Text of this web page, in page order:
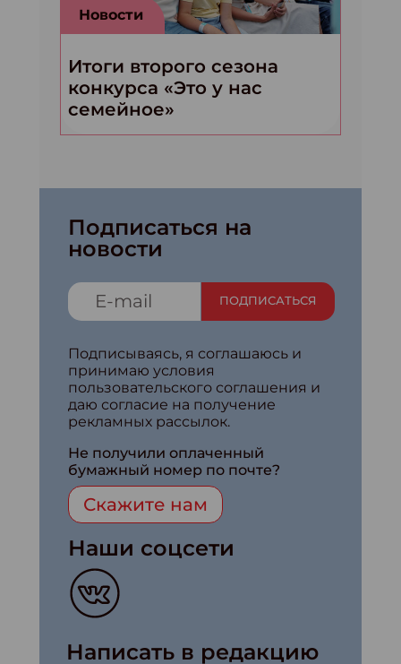
Новости
Итоги второго сезона
конкурса «Это у нас
семейное»
Подписаться на
новости
ПОДПИСАТЬСЯ
Подписываясь, я соглашаюсь и
принимаю условия
пользовательского соглашения и
даю согласие на получение
рекламных рассылок.
Не получили оплаченный
бумажный номер по почте?
Скажите нам
Наши соцсети
Написать в редакцию